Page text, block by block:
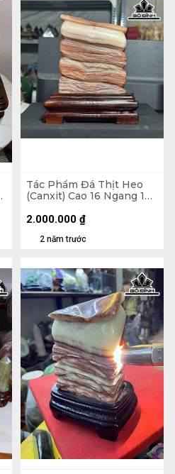
Tác Phẩm Đá Thịt Heo
(Canxit) Cao 16 Ngang 17
2 năm trước
2.000.000 ₫